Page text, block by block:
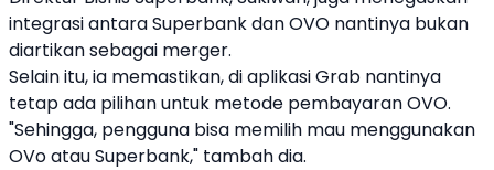
integrasi antaraSuperbankdan OVO nantinya bukan
diartikan sebagai merger.
Selain itu, ia memastikan, di aplikasiGrab nantinya
tetap ada pilihan untuk metode pembayaran OVO.
"Sehingga, pengguna bisa memilih mau menggunakan
OVo atauSuperbank," tambah dia.